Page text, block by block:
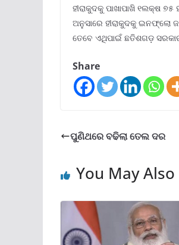
ହୀରାକୁଦକୁ ପାଖାପାଖି ୧ଲକ୍ଷ
ଅନୁସାରେ ହୀରାକୁଦକୁ
ତେବେ ଏଥିପାଇଁ ଛତିଶଗଡ଼
Share
ପୁଣିଥରେ ବଢିଲା ତେଲ ଦର
You May Also